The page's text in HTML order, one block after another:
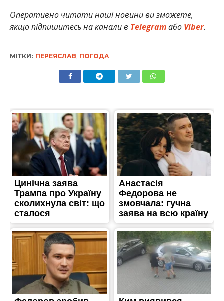
Оперативно читати наші новини ви зможете,
якщо підпишитесь на канали в Telegramабо Viber.
МІТКИ: ПЕРЕЯСЛАВ ПОГОДА